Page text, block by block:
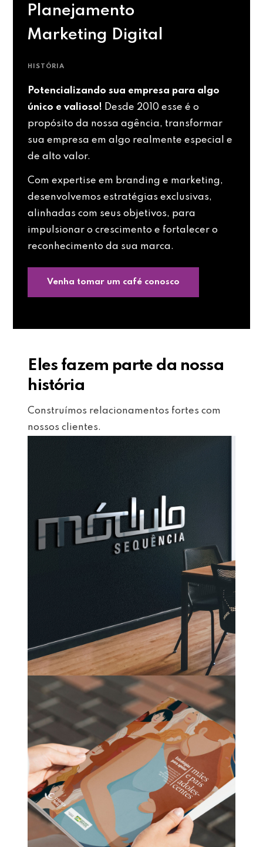
Planejamento
Marketing Digital
HISTÓRIA
Potencializando sua empresa para algo
único e valioso! Desde 2010 esse é o
propósito da nossa agência, transformar
sua empresa em algo realmente especial e
de alto valor.
Com expertise em branding e marketing,
desenvolvemos estratégias exclusivas,
alinhadas com seus objetivos, para
impulsionar o crescimento e fortalecer o
reconhecimento da sua marca.
Venha tomar um café conosco
Eles fazem parte da nossa
história
Construímos relacionamentos fortes com
nossos clientes.